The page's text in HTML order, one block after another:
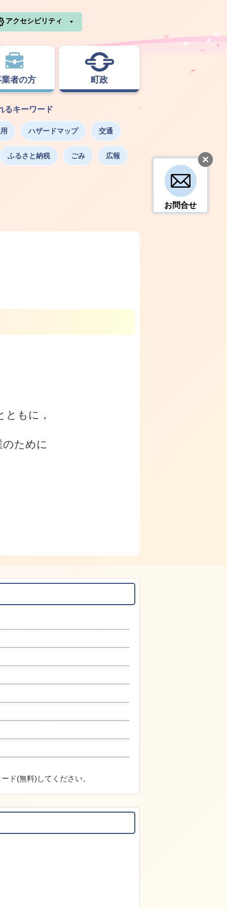
アクセシビリティ
者の方 町政
るキーワード
ハザードマップ 交通
ふるさと納税 ごみ 広報
お問合せ
もに，
ために
ド(無料)してください。